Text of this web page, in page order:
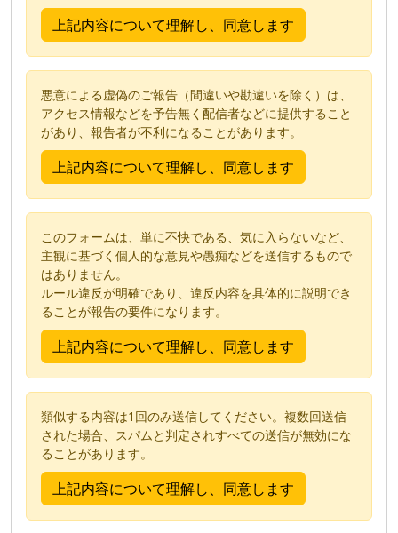
悪意による虚偽のご報告（間違いや勘違いを除く）は、
アクセス情報などを予告無く配信者などに提供すること
があり、報告者が不利になることがあります。
このフォームは、単に不快である、気に入らないなど、
主観に基づく個人的な意見や愚痴などを送信するもので
はありません。
ルール違反が明確であり、違反内容を具体的に説明でき
ることが報告の要件になります。
類似する内容は1回のみ送信してください。複数回送信
された場合、スパムと判定されすべての送信が無効にな
ることがあります。